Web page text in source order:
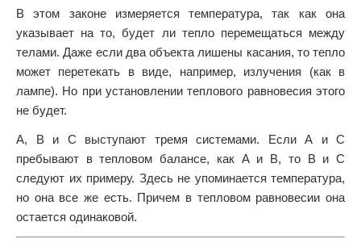
В этом законе измеряется температура, так как она
указывает на то, будет ли тепло перемещаться между
телами. Даже если два объекта лишены касания, то тепло
может перетекать в виде, например, излучения (как в
лампе). Но при установлении теплового равновесия этого
не будет.
А, В и С выступают тремя системами. Если А и С
пребывают в тепловом балансе, как А и В, то В и С
следуют их примеру. Здесь не упоминается температура,
но она все же есть. Причем в тепловом равновесии она
остается одинаковой.